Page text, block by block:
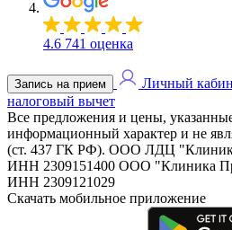
4.6 741 оценка
Запись на прием Личный
налоговый вычет
Все предложения и цены,
информационный характер и не
(ст. 437 ГК РФ). ООО ЛДЦ
ИНН 2309151400 ООО "Клиника
ИНН 2309121029
Скачать мобильное приложение